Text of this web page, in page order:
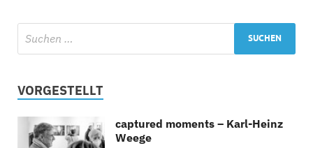
VORGESTELLT
captured moments – Karl-Heinz
Weege